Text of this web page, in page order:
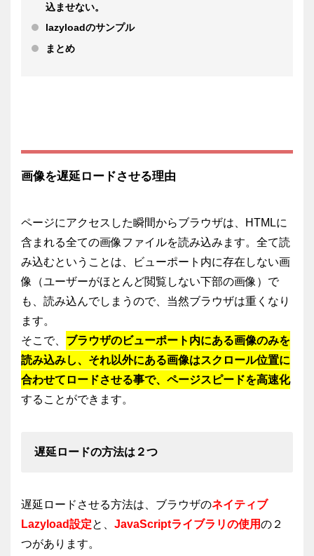
込ませない。
lazyloadのサンプル
まとめ
画像を遅延ロードさせる理由
ページにアクセスした瞬間からブラウザは、HTMLに
含まれる全ての画像ファイルを読み込みます。全て読
み込むということは、ビューポート内に存在しない画
像（ユーザーがほとんど閲覧しない下部の画像）で
も、読み込んでしまうので、当然ブラウザは重くなり
ます。
そこで、 ブラウザのビューポート内にある画像のみを
読み込みし、それ以外にある画像はスクロール位置に
合わせてロードさせる事で、ページスピードを高速化
することができます。
遅延ロードの方法は２つ
遅延ロードさせる方法は、ブラウザのネイティブ
Lazyload設定と、 JavaScriptライブラリの使用の２
つがあります。